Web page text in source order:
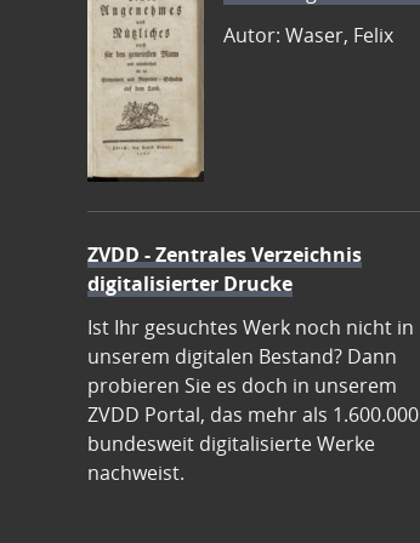
Autor: Waser, Felix
ZVDD - Zentrales Verzeichnis
digitalisierter Drucke
Ist Ihr gesuchtes Werk noch nicht in
unserem digitalen Bestand? Dann
probieren Sie es doch in unserem
ZVDD Portal, das mehr als 1.600.000
bundesweit digitalisierte Werke
nachweist.